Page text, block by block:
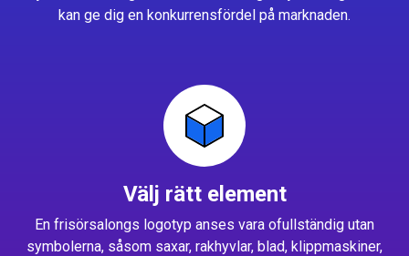
kan ge dig en konkurrensfördel på marknaden.
Välj rätt element
En frisörsalongs logotyp anses vara ofullständig utan
symbolerna, såsom saxar, rakhyvlar, blad, klippmaskiner,